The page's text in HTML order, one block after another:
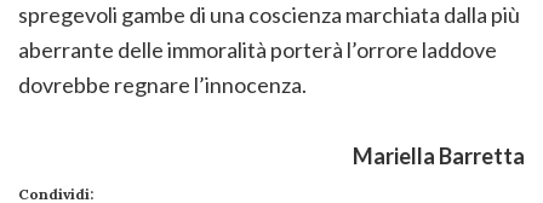
spregevoli gambe di una coscienza marchiata dalla più
aberrante delle immoralità porterà l’orrore laddove
dovrebbe regnare l’innocenza.
Mariella Barretta
Condividi: